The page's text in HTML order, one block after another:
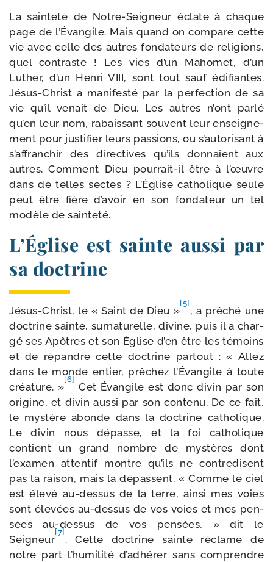
La sain­te­té de Notre-​Seigneur éclate à chaque
page de l’Évangile. Mais quand on com­pare cette
vie avec celle des autres fon­da­teurs de reli­gions,
quel contraste ! Les vies d’un Mahomet, d’un
Luther, d’un Henri VIII, sont tout sauf édi­fiantes.
Jésus-​Christ a mani­fes­té par la per­fec­tion de sa
vie qu’il venait de Dieu. Les autres n’ont par­lé
qu’en leur nom, rabais­sant sou­vent leur ensei­gne­
ment pour jus­ti­fier leurs pas­sions, ou s’autorisant à
s’affranchir des direc­tives qu’ils don­naient aux
autres. Comment Dieu pourrait-​il être à l’œuvre
dans de telles sectes ? L’Église catho­lique seule
peut être fière d’avoir en son fon­da­teur un tel
modèle de sainteté.
L’Église est sainte aussi par
sa doctrine
Jésus-​Christ, le « Saint de Dieu »
[5]
, a prê­ché une
doc­trine sainte, sur­na­tu­relle, divine, puis il a char­
gé ses Apôtres et son Église d’en être les témoins
et de répandre cette doc­trine par­tout : « Allez
dans le monde entier, prê­chez l’Évangile à toute
créa­ture. »
[6]
Cet Évangile est donc divin par son
ori­gine, et divin aus­si par son conte­nu. De ce fait,
le mys­tère abonde dans la doc­trine catho­lique.
Le divin nous dépasse, et la foi catho­lique
contient un grand nombre de mys­tères dont
l’examen atten­tif montre qu’ils ne contre­disent
pas la rai­son, mais la dépassent. « Comme le ciel
est éle­vé au-​dessus de la terre, ain­si mes voies
sont éle­vées au-​dessus de vos voies et mes pen­
sées au-​dessus de vos pen­sées, » dit le
Seigneur
[7]
. Cette doc­trine sainte réclame de
notre part l’humilité d’adhérer sans com­prendre